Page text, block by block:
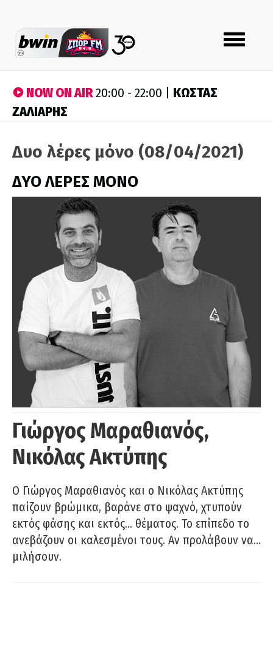
Toggle
navigation
NOW ON AIR20:00 - 22:00 | ΚΩΣΤΑΣ
ΖΑΛΙΑΡΗΣ
Δυο λέρες μόνο (08/04/2021)
ΔΥΟ ΛΕΡΕΣ ΜΟΝΟ
Γιώργος Μαραθιανός,
Νικόλας Ακτύπης
Ο Γιώργος Μαραθιανός και ο Νικόλας Ακτύπης
παίζουν βρώμικα, βαράνε στο ψαχνό, χτυπούν
εκτός φάσης και εκτός… θέματος. Το επίπεδο το
ανεβάζουν οι καλεσμένοι τους. Αν προλάβουν να…
μιλήσουν.